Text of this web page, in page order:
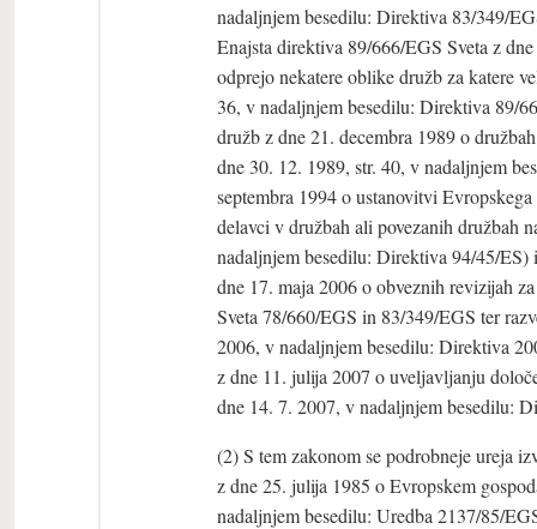
nadaljnjem besedilu: Direktiva 83/349/
Enajsta direktiva 89/666/EGS Sveta z
odprejo nekatere oblike družb za katere
36, v nadaljnjem besedilu: Direktiva 89/
družb z dne 21. decembra 1989 o
dne 30. 12. 1989, str. 40, v nadaljnjem
septembra 1994 o ustanovitvi
delavci v družbah ali povezanih družbah
nadaljnjem besedilu: Direktiva 94/45/
dne 17. maja 2006 o obveznih revizijah
Sveta 78/660/EGS in 83/349/EGS ter
2006, v nadaljnjem besedilu: Direktiva
z dne 11. julija 2007 o uveljavljanju
dne 14. 7. 2007, v nadaljnjem besedilu:
(2) S tem zakonom se podrobneje ureja
z dne 25. julija 1985 o Evropskem
nadaljnjem besedilu: Uredba 2137/85/